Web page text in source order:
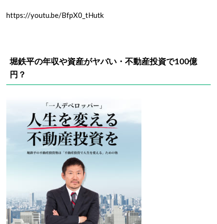
https://youtu.be/BfpX0_tHutk
堀鉄平の年収や資産がヤバい・不動産投資で100億
円？